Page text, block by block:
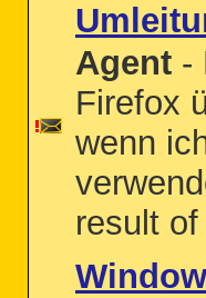
Agent -
Firefox
wenn
result